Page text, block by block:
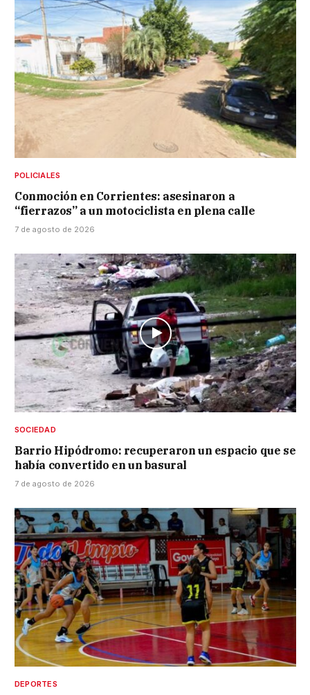
POLICIALES
Conmoción en Corrientes: asesinaron a
“fierrazos” a un motociclista en plena calle
7 de agosto de 2026
SOCIEDAD
Barrio Hipódromo: recuperaron un espacio que se
había convertido en un basural
7 de agosto de 2026
DEPORTES